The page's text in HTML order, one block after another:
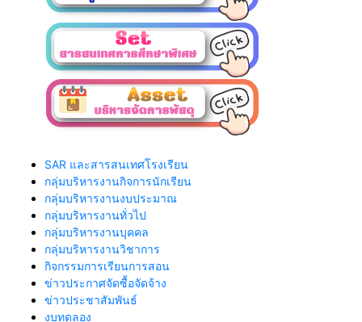
SAR และสารสนเทศโรงเรียน
กลุ่มบริหารงานกิจการนักเรียน
กลุ่มบริหารงานงบประมาณ
กลุ่มบริหารงานทั่วไป
กลุ่มบริหารงานบุคคล
กลุ่มบริหารงานวิชาการ
กิจกรรมการเรียนการสอน
ข่าวประกาศจัดซื้อจัดจ้าง
ข่าวประชาสัมพันธ์
งบทดลอง